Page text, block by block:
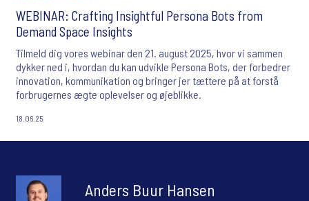
WEBINAR: Crafting Insightful Persona Bots from
Demand Space Insights
Tilmeld dig vores webinar den 21. august 2025, hvor vi sammen
dykker ned i, hvordan du kan udvikle Persona Bots, der forbedrer
innovation, kommunikation og bringer jer tættere på at forstå
forbrugernes ægte oplevelser og øjeblikke.
18.06.25
Anders Buur Hansen